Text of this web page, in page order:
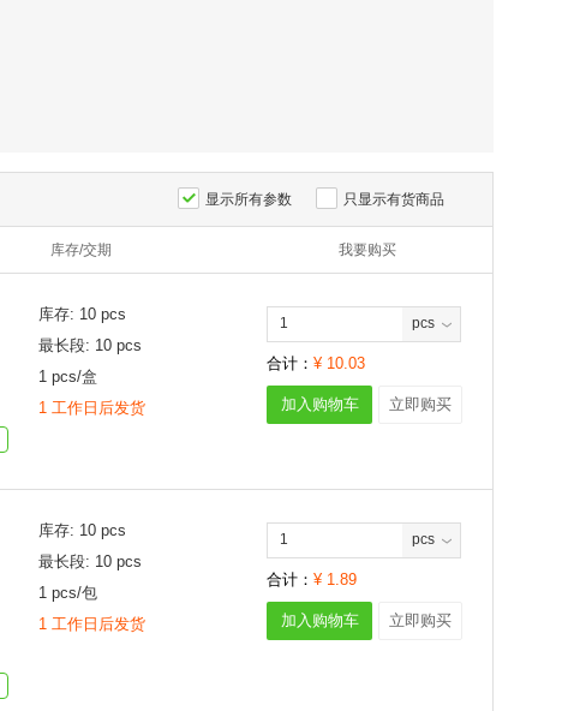
显示所有参数 只显示有货商品
库存/交期 我要购买
库存: 10 pcs
最长段: 10 pcs
1 pcs/盒
1 工作日后发货
pcs
合计： ¥ 10.03
加入购物车 立即购买
库存: 10 pcs
最长段: 10 pcs
1 pcs/包
1 工作日后发货
pcs
合计： ¥ 1.89
加入购物车 立即购买